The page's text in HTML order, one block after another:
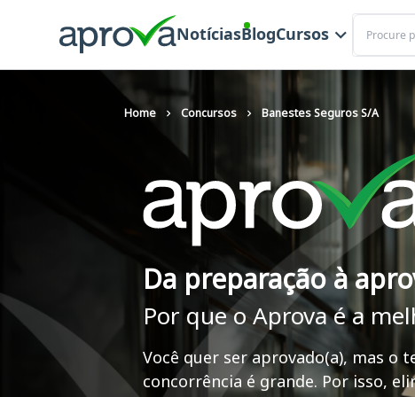
NotíciasBlogCursos
Buscar
Home Concursos Banestes Seguros S/A
Da preparação à
Por que o Aprova é a
Você quer ser aprovado(a), mas o
concorrência é grande. Por isso,